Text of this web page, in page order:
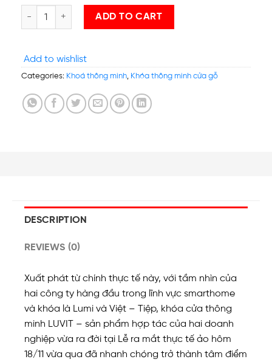
Khóa thông minh Luvit (Phiên bản cửa gỗ) quantity
ADD TO CART
Add to wishlist
Categories: Khoá thông minh, Khóa thông minh cửa gỗ
DESCRIPTION
REVIEWS (0)
Xuất phát từ chính thực tế này, với tầm nhìn của
hai công ty hàng đầu trong lĩnh vực smarthome
và khóa là Lumi và Việt – Tiệp, khóa cửa thông
minh LUVIT – sản phẩm hợp tác của hai doanh
nghiệp vừa ra đời tại Lễ ra mắt thực tế ảo hôm
18/11 vừa qua đã nhanh chóng trở thành tâm điểm